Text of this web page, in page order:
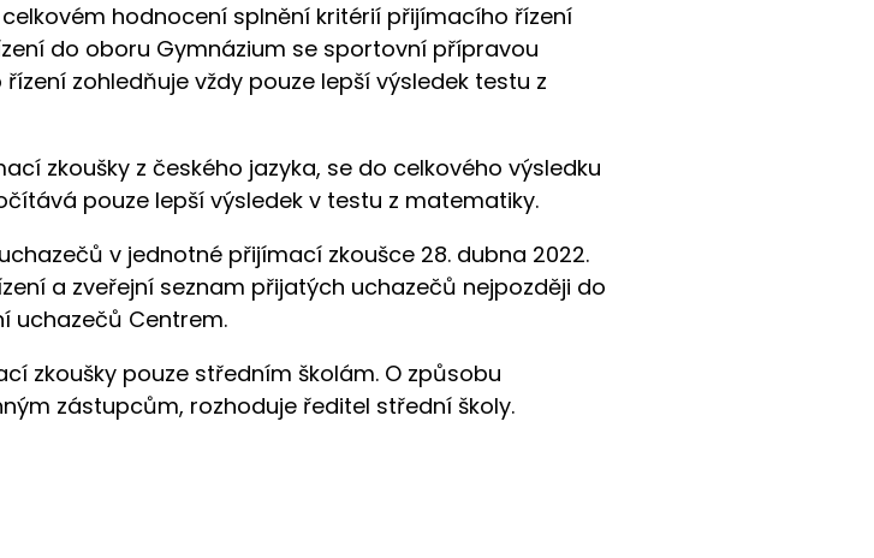
hodnocení splnění kritérií přijímacího řízení
do oboru Gymnázium se sportovní přípravou
zohledňuje vždy pouze lepší výsledek testu z
zkoušky z českého jazyka, se do celkového výsledku
pouze lepší výsledek v testu z matematiky.
v jednotné přijímací zkoušce 28. dubna 2022.
a zveřejní seznam přijatých uchazečů nejpozději do
uchazečů Centrem.
zkoušky pouze středním školám. O způsobu
zástupcům, rozhoduje ředitel střední školy.